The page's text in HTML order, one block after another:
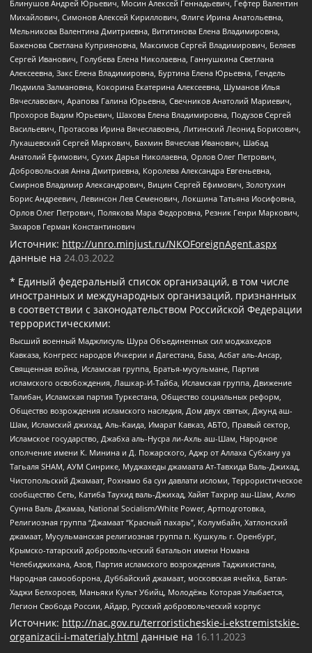
Блинушов Андрей Юрьевич, Мосин Алексей Геннадьевич, Гефтер Валентин
Михайлович, Симонов Алексей Кириллович, Флиге Ирина Анатольевна,
Мельникова Валентина Дмитриевна, Вититинова Елена Владимировна,
Баженова Светлана Куприяновна, Максимов Сергей Владимирович, Беляев
Сергей Иванович, Голубева Елена Николаевна, Ганнушкина Светлана
Алексеевна, Закс Елена Владимировна, Буртина Елена Юрьевна, Гендель
Людмила Залмановна, Кокорина Екатерина Алексеевна, Шуманов Илья
Вячеславович, Арапова Галина Юрьевна, Свечников Анатолий Мариевич,
Прохоров Вадим Юрьевич, Шахова Елена Владимировна, Подузов Сергей
Васильевич, Протасова Ирина Вячеславовна, Литинский Леонид Борисович,
Лукашевский Сергей Маркович, Бахмин Вячеслав Иванович, Шабад
Анатолий Ефимович, Сухих Дарья Николаевна, Орлов Олег Петрович,
Добровольская Анна Дмитриевна, Королева Александра Евгеньевна,
Смирнов Владимир Александрович, Вицин Сергей Ефимович, Золотухин
Борис Андреевич, Левинсон Лев Семенович, Локшина Татьяна Иосифовна,
Орлов Олег Петрович, Полякова Мара Федоровна, Резник Генри Маркович,
Захаров Герман Константинович
Источник: http://unro.minjust.ru/NKOForeignAgent.aspx
данные на 24.03.2022
* Единый федеральный список организаций, в том числе
иностранных и международных организаций, признанных
в соответствии с законодательством Российской Федерации
террористическими:
Высший военный Маджлисуль Шура Объединенных сил моджахедов
Кавказа, Конгресс народов Ичкерии и Дагестана, База, Асбат аль-Ансар,
Священная война, Исламская группа, Братья-мусульмане, Партия
исламского освобождения, Лашкар-И-Тайба, Исламская группа, Движение
Талибан, Исламская партия Туркестана, Общество социальных реформ,
Общество возрождения исламского наследия, Дом двух святых, Джунд аш-
Шам, Исламский джихад, Аль-Каида, Имарат Кавказ, АБТО, Правый сектор,
Исламское государство, Джабха аль-Нусра ли-Ахль аш-Шам, Народное
ополчение имени К. Минина и Д. Пожарского, Аджр от Аллаха Субхану уа
Тагьаля SHAM, АУМ Синрике, Муджахеды джамаата Ат-Тавхида Валь-Джихад,
Чистопольский Джамаат, Рохнамо ба суи давлати исломи, Террористическое
сообщество Сеть, Катиба Таухид валь-Джихад, Хайят Тахрир аш-Шам, Ахлю
Сунна Валь Джамаа, National Socialism/White Power, Артподготовка,
Религиозная группа “Джамаат “Красный пахарь”, Колумбайн, Хатлонский
джамаат, Мусульманская религиозная группа п. Кушкуль г. Оренбург,
Крымско-татарский добровольческий батальон имени Номана
Челебиджихана, Азов, Партия исламского возрождения Таджикистана,
Народная самооборона, Дуббайский джамаат, московская ячейка, Батал-
Хаджи Белхороев, Маньяки Культ Убийц, Молодёжь Которая Улыбается,
Легион Свобода России, Айдар, Русский добровольческий корпус
Источник: http://nac.gov.ru/terroristicheskie-i-ekstremistskie-
organizacii-i-materialy.html данные на 16.11.2023